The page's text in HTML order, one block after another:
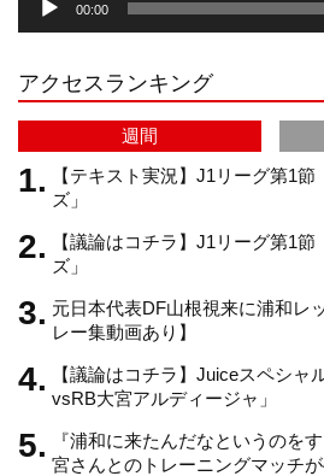
r
a
m
00:00
アクセスランキング
週間
【テキスト実況】J1リーグ第1
ズ」
【議論はコチラ】J1リーグ第1
ズ」
元日本代表DF山根視来に浦和レ
レー集動画あり】
【議論はコチラ】Juiceスペシャ
vsRB大宮アルディージャ」
『浦和に来たんだなというのを
宮さんとのトレーニングマッチ